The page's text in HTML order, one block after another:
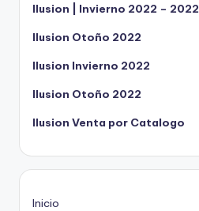
Ilusion | Invierno 2022 – 2022
Ilusion Otoño 2022
Ilusion Invierno 2022
Ilusion Otoño 2022
Ilusion Venta por Catalogo
Inicio